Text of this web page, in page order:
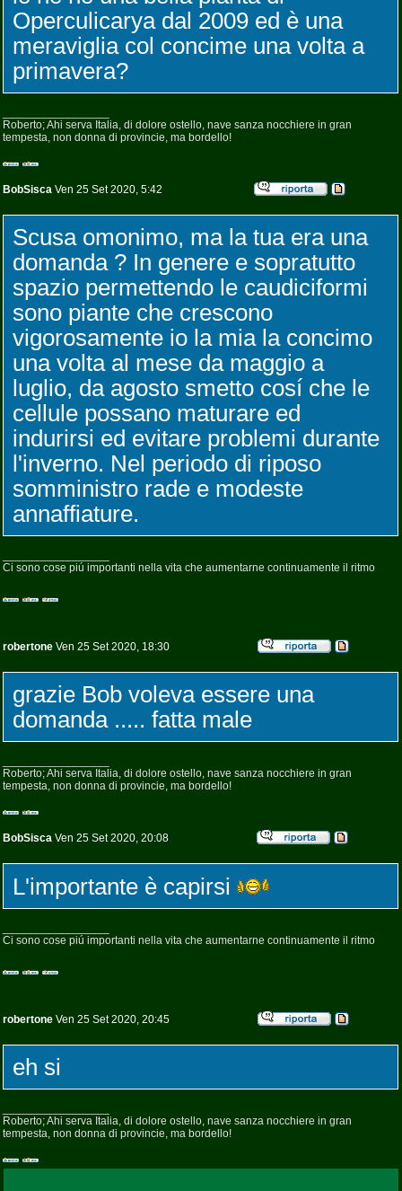
Operculicarya dal 2009 ed è una
meraviglia col concime una volta a
primavera?
Roberto; Ahi serva Italia, di dolore ostello, nave sanza nocchiere in gran
tempesta, non donna di provincie, ma bordello!
BobSisca Ven 25 Set 2020, 5:42
Scusa omonimo, ma la tua era una
domanda ? In genere e sopratutto
spazio permettendo le caudiciformi
sono piante che crescono
vigorosamente io la mia la concimo
una volta al mese da maggio a
luglio, da agosto smetto cosí che le
cellule possano maturare ed
indurirsi ed evitare problemi durante
l'inverno. Nel periodo di riposo
somministro rade e modeste
annaffiature.
Ci sono cose piú importanti nella vita che aumentarne continuamente il ritmo
robertone Ven 25 Set 2020, 18:30
grazie Bob voleva essere una
domanda ..... fatta male
Roberto; Ahi serva Italia, di dolore ostello, nave sanza nocchiere in gran
tempesta, non donna di provincie, ma bordello!
BobSisca Ven 25 Set 2020, 20:08
L'importante è capirsi
Ci sono cose piú importanti nella vita che aumentarne continuamente il ritmo
robertone Ven 25 Set 2020, 20:45
eh si
Roberto; Ahi serva Italia, di dolore ostello, nave sanza nocchiere in gran
tempesta, non donna di provincie, ma bordello!